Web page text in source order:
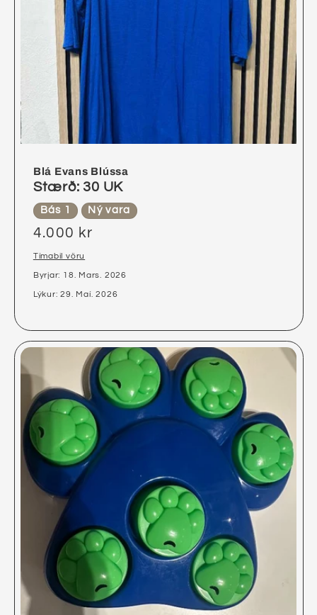
Blá Evans Blússa
Stærð: 30 UK
Bás 1 Ný vara
4.000 kr
Tímabil vöru
Byrjar: 18. Mars. 2026
Lýkur: 29. Maí. 2026